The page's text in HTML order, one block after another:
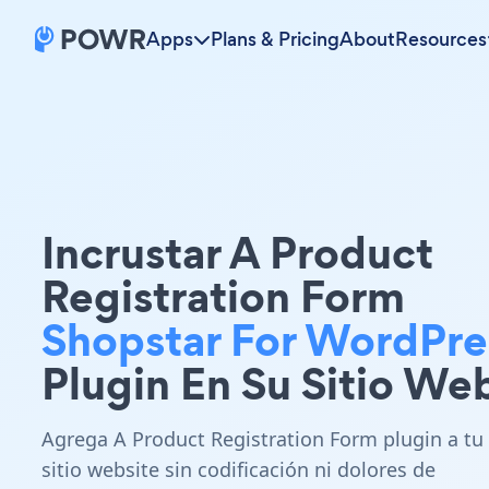
Apps Plans & PricingAboutResources
Incrustar A Product
Registration Form
Shopstar For
Plugin En Su Sitio
Agrega A Product Registration Form plugin a tu
sitio website sin codificación ni dolores de